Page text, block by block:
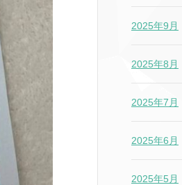
2025年9月
2025年8月
2025年7月
2025年6月
2025年5月